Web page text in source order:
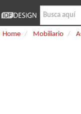
Home Mobiliario